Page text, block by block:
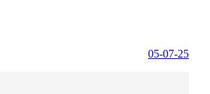
05-07-25